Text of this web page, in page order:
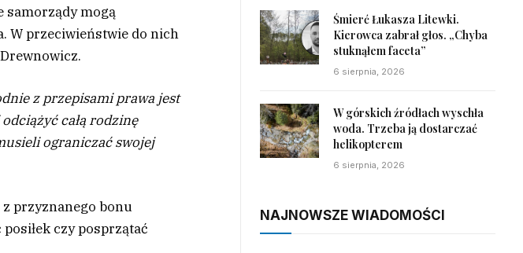
samorządy mogą
W przeciwieństwie do nich
z przepisami prawa jest
całą rodzinę
ograniczać swojej
przyznanego bonu
czy posprzątać
Śmierć Łukasza Litewki.
Kierowca zabrał głos. „Chyba
stuknąłem faceta”
6 sierpnia, 2026
W górskich źródłach wyschła
woda. Trzeba ją dostarczać
helikopterem
6 sierpnia, 2026
NAJNOWSZE WIADOMOŚCI